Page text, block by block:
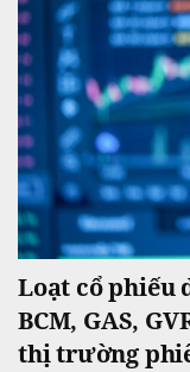
Loạt cổ phiếu
BCM, GAS,
thị trường